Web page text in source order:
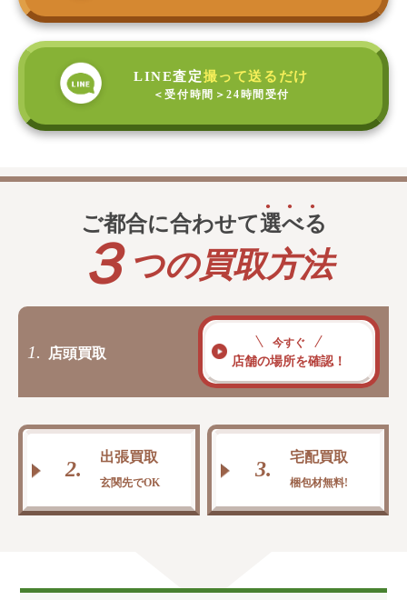
LINE査定撮って送るだけ
＜受付時間＞24時間受付
ご都合に合わせて選べる
３ つの買取方法
1. 店頭買取
今すぐ
店舗の場所を確認！
2.
出張買取
玄関先でOK
3.
宅配買取
梱包材無料!